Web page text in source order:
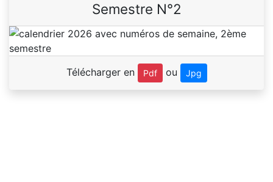
Semestre N°2
Télécharger en Pdf ou Jpg